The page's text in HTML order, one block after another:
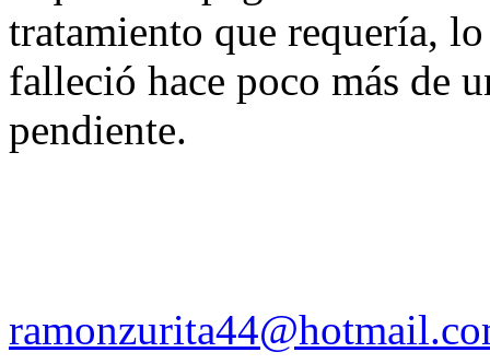
tratamiento que requería,
falleció hace poco más de
pendiente.